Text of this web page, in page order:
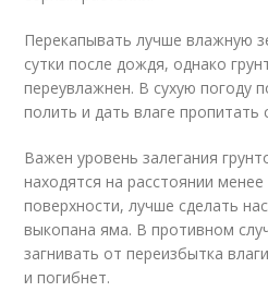
Перекапывать лучше влажную
сутки после дождя, однако
переувлажнен. В сухую погоду
полить и дать влаге пропитать
Важен уровень залегания
находятся на расстоянии
поверхности, лучше сделать
выкопана яма. В противном
загнивать от переизбытка
и погибнет.